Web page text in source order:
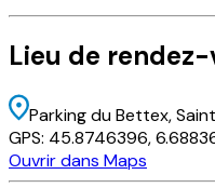
Lieu de rendez-
Parking du Bettex,
GPS: 45.8746396,
Ouvrir dans Maps